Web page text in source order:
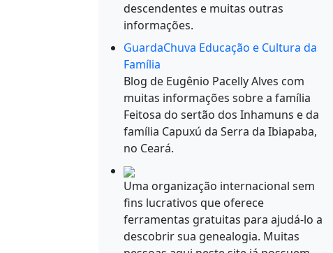
descendentes e muitas outras
informações.
GuardaChuva Educação e Cultura da
Família
Blog de Eugênio Pacelly Alves com
muitas informações sobre a família
Feitosa do sertão dos Inhamuns e da
família Capuxú da Serra da Ibiapaba,
no Ceará.
Uma organização internacional sem
fins lucrativos que oferece
ferramentas gratuitas para ajudá-lo a
descobrir sua genealogia. Muitas